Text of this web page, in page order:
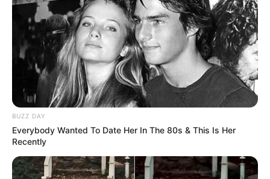
BUZZ DAY
Everybody Wanted To Date Her In The 80s & This Is Her
Recently